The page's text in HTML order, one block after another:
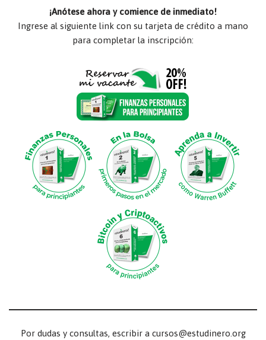
¡Anótese ahora y comience de inmediato!
Ingrese al siguiente link con su tarjeta de crédito a mano
para completar la inscripción:
Por dudas y consultas, escribir a cursos@estudinero.org